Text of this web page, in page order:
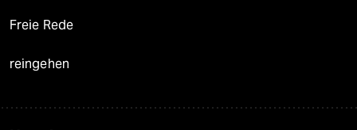
Freie Rede
reingehen